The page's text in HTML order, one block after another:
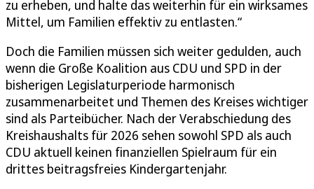
zu erheben, und halte das weiterhin für ein wirksames
Mittel, um Familien effektiv zu entlasten.“
Doch die Familien müssen sich weiter gedulden, auch
wenn die Große Koalition aus CDU und SPD in der
bisherigen Legislaturperiode harmonisch
zusammenarbeitet und Themen des Kreises wichtiger
sind als Parteibücher. Nach der Verabschiedung des
Kreishaushalts für 2026 sehen sowohl SPD als auch
CDU aktuell keinen finanziellen Spielraum für ein
drittes beitragsfreies Kindergartenjahr.